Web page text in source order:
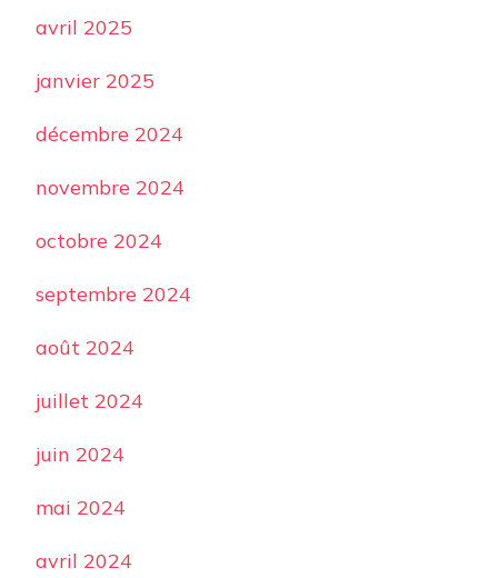
avril 2025
janvier 2025
décembre 2024
novembre 2024
octobre 2024
septembre 2024
août 2024
juillet 2024
juin 2024
mai 2024
avril 2024